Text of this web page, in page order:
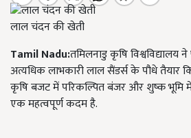
लाल चंदन की खेती
Tamil Nadu:तमिलनाडु कृषि विश्वविद्यालय
अत्यधिक लाभकारी लाल सैंडर्स के पौधे तैयार
कृषि बजट में परिकल्पित बंजर और शुष्क भूमि
एक महत्वपूर्ण कदम है.